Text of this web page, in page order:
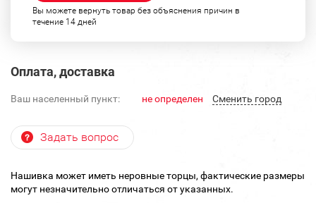
Вы можете вернуть товар без объяснения причин в
течение 14 дней
Оплата, доставка
Ваш населенный пункт: не определен Cменить город
Задать вопрос
Нашивка может иметь неровные торцы, фактические размеры
могут незначительно отличаться от указанных.